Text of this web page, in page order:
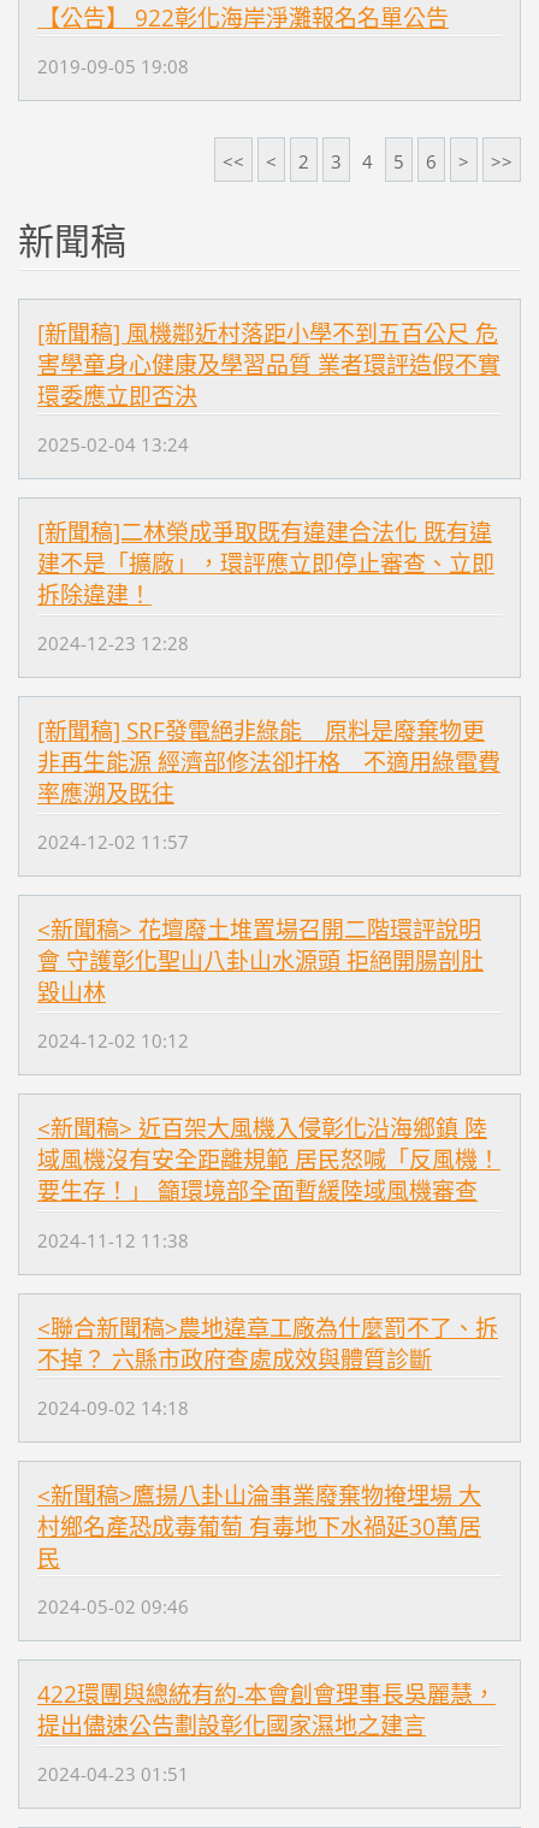
【公告】 922彰化海岸淨灘報名名單公告
2019-09-05 19:08
<< < 2 3 4 5 6 > >>
新聞稿
[新聞稿] 風機鄰近村落距小學不到五百公尺 危
害學童身心健康及學習品質 業者環評造假不實
環委應立即否決
2025-02-04 13:24
[新聞稿]二林榮成爭取既有違建合法化 既有違
建不是「擴廠」，環評應立即停止審查、立即
拆除違建！
2024-12-23 12:28
[新聞稿] SRF發電絕非綠能 原料是廢棄物更
非再生能源 經濟部修法卻扞格 不適用綠電費
率應溯及既往
2024-12-02 11:57
<新聞稿> 花壇廢土堆置場召開二階環評說明
會 守護彰化聖山八卦山水源頭 拒絕開腸剖肚
毀山林
2024-12-02 10:12
<新聞稿> 近百架大風機入侵彰化沿海鄉鎮 陸
域風機沒有安全距離規範 居民怒喊「反風機！
要生存！」 籲環境部全面暫緩陸域風機審查
2024-11-12 11:38
<聯合新聞稿>農地違章工廠為什麼罰不了、拆
不掉？ 六縣市政府查處成效與體質診斷
2024-09-02 14:18
<新聞稿>鷹揚八卦山淪事業廢棄物掩埋場 大
村鄉名產恐成毒葡萄 有毒地下水禍延30萬居
民
2024-05-02 09:46
422環團與總統有約-本會創會理事長吳麗慧，
提出儘速公告劃設彰化國家濕地之建言
2024-04-23 01:51